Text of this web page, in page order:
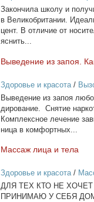
За­кон­чи­ла шко­лу и
в Ве­ли­ко­бри­та­нии.
цент. В от­ли­чие от
яс­нить...
Вы­ве­де­ние из за­поя.
Здоровье и красота/
Вы­ве­де­ние из за­поя
ди­ро­ва­ние. Сня­тие
Ком­плекс­ное ле­че­ние
ни­ца в ком­форт­ных...
Мас­саж ли­ца и те­ла
Здоровье и красота/
ДЛЯ ТЕХ КТО НЕ
ПРИНИМАЮ У СЕБЯ